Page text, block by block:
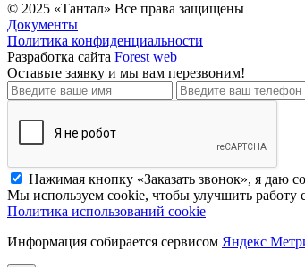
© 2025 «Тантал» Все права защищены
Документы
Политика конфиденциальности
Разработка сайта Forest web
Оставьте заявку и мы вам перезвоним!
Нажимая кнопку «Заказать звонок», я даю
Мы используем cookie, чтобы улучшить работу
Политика использований cookie
Информация собирается сервисом Яндекс